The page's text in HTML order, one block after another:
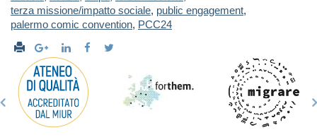
terza missione/impatto sociale, public engagement,
palermo comic convention, PCC24